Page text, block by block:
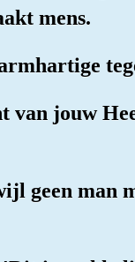
mens.
van jouw
geen man